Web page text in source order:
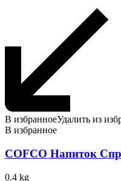
В избранноеУдалить из
В избранное
COFCO Напиток
0.4 kg